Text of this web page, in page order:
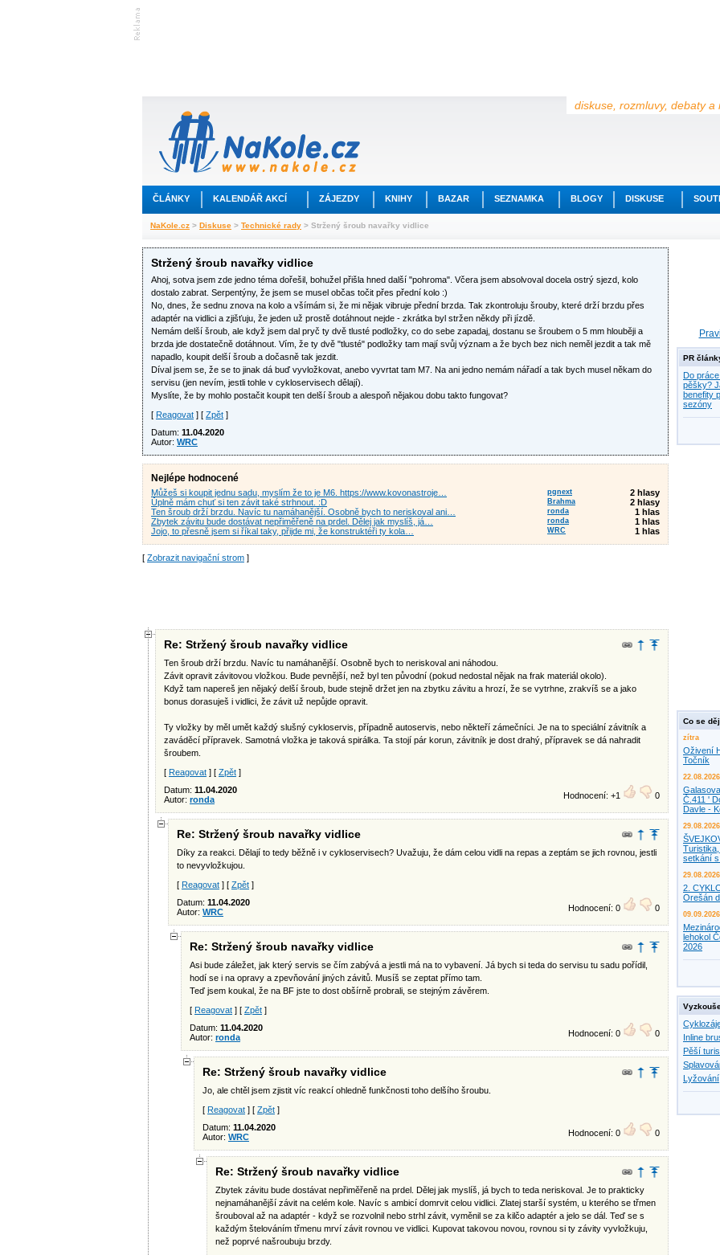
diskuse, rozmluvy, debaty a
ČLÁNKY KALENDÁŘ AKCÍ ZÁJEZDY KNIHY BAZAR SEZNAMKA BLOGY DISKUSE
NaKole.cz > Diskuse > Technické rady > Stržený šroub navařky vidlice
Stržený šroub navařky vidlice
Ahoj, sotva jsem zde jedno téma dořešil, bohužel přišla hned další "pohroma". Včera jsem absolvoval docela ostrý sjezd, kolo
dostalo zabrat. Serpentýny, že jsem se musel občas točit přes přední kolo :)
No, dnes, že sednu znova na kolo a všímám si, že mi nějak vibruje přední brzda. Tak zkontroluju šrouby, které drží brzdu přes
adaptér na vidlici a zjišťuju, že jeden už prostě dotáhnout nejde - zkrátka byl stržen někdy při jízdě.
Nemám delší šroub, ale když jsem dal pryč ty dvě tlusté podložky, co do sebe zapadaj, dostanu se šroubem o 5 mm hlouběji a
brzda jde dostatečně dotáhnout. Vím, že ty dvě "tlusté" podložky tam mají svůj význam a že bych bez nich neměl jezdit a tak mě
napadlo, koupit delší šroub a dočasně tak jezdit.
Díval jsem se, že se to jinak dá buď vyvložkovat, anebo vyvrtat tam M7. Na ani jedno nemám nářadí a tak bych musel někam do
servisu (jen nevím, jestli tohle v cykloservisech dělají).
Myslíte, že by mohlo postačit koupit ten delší šroub a alespoň nějakou dobu takto fungovat?
[ Reagovat ] [ Zpět ]
Datum: 11.04.2020
Autor: WRC
Nejlépe hodnocené
Můžeš si koupit jednu sadu, myslím že to je M6. https://www.kovonastroje… pgnext
2 hlasy
Ǔplně mám chuť si ten závit také strhnout. :D
Brahma
2 hlasy
Ten šroub drží brzdu. Navíc tu namáhanější. Osobně bych to neriskoval ani…
ronda
1 hlas
Zbytek závitu bude dostávat nepřiměřeně na prdel. Dělej jak myslíš, já…
ronda
1 hlas
Jojo, to přesně jsem si říkal taky, přijde mi, že konstruktéři ty kola…
WRC 1 hlas
[ Zobrazit navigační strom ]
Re: Stržený šroub navařky vidlice
Ten šroub drží brzdu. Navíc tu namáhanější. Osobně bych to neriskoval ani náhodou.
Závit opravit závitovou vložkou. Bude pevnější, než byl ten původní (pokud nedostal nějak na frak materiál okolo).
Když tam napereš jen nějaký delší šroub, bude stejně držet jen na zbytku závitu a hrozí, že se vytrhne, zrakvíš se a jako
bonus dorasuješ i vidlici, že závit už nepůjde opravit.
Ty vložky by měl umět každý slušný cykloservis, případně autoservis, nebo někteří zámečníci. Je na to speciální závitník a
zaváděcí přípravek. Samotná vložka je taková spirálka. Ta stojí pár korun, závitník je dost drahý, přípravek se dá nahradit
šroubem.
[ Reagovat ] [ Zpět ]
Datum: 11.04.2020
Autor: ronda Hodnocení: +1 0
Re: Stržený šroub navařky vidlice
Díky za reakci. Dělají to tedy běžně i v cykloservisech? Uvažuju, že dám celou vidli na repas a zeptám se jich rovnou, jestli
to nevyvložkujou.
[ Reagovat ] [ Zpět ]
Datum: 11.04.2020
Autor: WRC Hodnocení: 0 0
Re: Stržený šroub navařky vidlice
Asi bude záležet, jak který servis se čím zabývá a jestli má na to vybavení. Já bych si teda do servisu tu sadu pořídil,
hodí se i na opravy a zpevňování jiných závitů. Musíš se zeptat přímo tam.
Teď jsem koukal, že na BF jste to dost obšírně probrali, se stejným závěrem.
[ Reagovat ] [ Zpět ]
Datum: 11.04.2020
Autor: ronda Hodnocení: 0 0
Re: Stržený šroub navařky vidlice
Jo, ale chtěl jsem zjistit víc reakcí ohledně funkčnosti toho delšího šroubu.
[ Reagovat ] [ Zpět ]
Datum: 11.04.2020
Autor: WRC Hodnocení: 0 0
Re: Stržený šroub navařky vidlice
Zbytek závitu bude dostávat nepřiměřeně na prdel. Dělej jak myslíš, já bych to teda neriskoval. Je to prakticky
nejnamáhanější závit na celém kole. Navíc s ambicí domrvit celou vidlici. Zlatej starší systém, u kterého se třmen
šrouboval až na adaptér - když se rozvolnil nebo strhl závit, vyměnil se za kilčo adaptér a jelo se dál. Teď se s
každým štelováním třmenu mrví závit rovnou ve vidlici. Kupovat takovou novou, rovnou si ty závity vyvložkuju,
než poprvé našroubuju brzdy.
PR
Do
pěšky?
benefity
sezóny
Co se
zítra
Oživení
Točník
22.08.2026
Č.411 '
Davle -
29.08.2026
setkání
29.08.2026
2.
Orešán
09.09.2026
lehokol
2026
Inline
Pěší
Lyžování